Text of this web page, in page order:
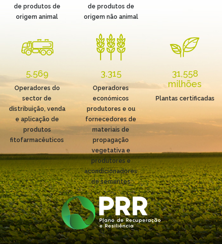
de produtos de
origem animal
de produtos de
origem não animal
5.569
Operadores do
sector de
distribuição, venda
e aplicação de
produtos
fitofarmacêuticos
3.315
Operadores
económicos
produtores e ou
fornecedores de
materiais de
propagação
vegetativa e
produtores e
acondicionadores
de sementes
31,558
milhões
Plantas certificadas